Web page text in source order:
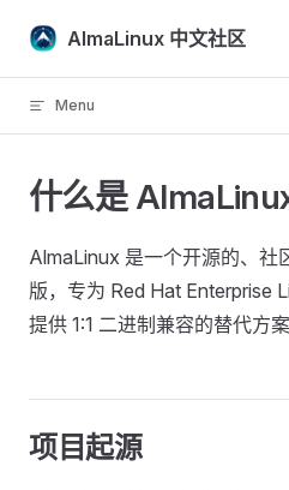
Skip to content
AlmaLinux 中文社区
Menu
什么是
AlmaLinux 是一个开源的、社
版，专为 Red Hat Enterprise
提供 1:1 二进制兼容的替代方案
项目起源